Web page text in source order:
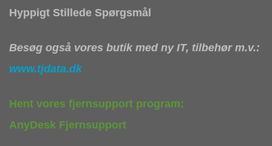
Hyppigt Stillede Spørgsmål
Besøg også vores butik med ny IT, tilbehør m.v.:
www.tjdata.dk
Hent vores fjernsupport program:
AnyDesk Fjernsupport